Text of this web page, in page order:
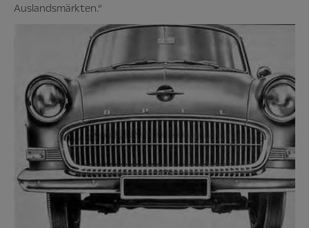
Auslandsmärkten.“